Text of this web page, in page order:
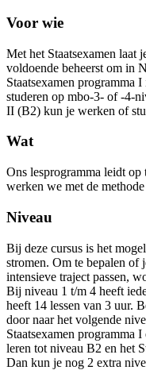
Voor wie
Met het Staatsexamen laat
voldoende beheerst om in
Staatsexamen programma
studeren op mbo-3- of -4-
II (B2) kun je werken of
Wat
Ons lesprogramma leidt
werken we met de
Niveau
Bij deze cursus is het
stromen. Om te bepalen of
intensieve traject passen,
Bij niveau 1 t/m 4 heeft
heeft 14 lessen van 3 uur.
door naar het volgende
Staatsexamen programma
leren tot niveau B2 en het
Dan kun je nog 2 extra